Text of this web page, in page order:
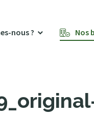
nous ? Nos